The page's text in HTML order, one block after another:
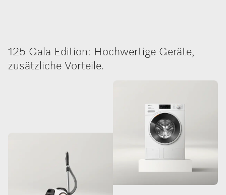
125 Gala Edition: Hochwertige Geräte,
zusätzliche Vorteile.